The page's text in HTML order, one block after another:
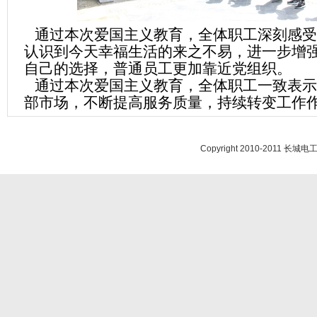
通过本次爱国主义教育，全体职工深刻感
认识到今天幸福生活的来之不易，进一步增
自己的选择，普通员工更加靠近党组织。
通过本次爱国主义教育，全体职工一致表
部市场，不断提高服务质量，持续转变工作
Copyright 2010-2011 长城电